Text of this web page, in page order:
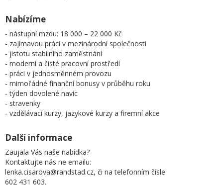
Nabízíme
- nástupní mzdu: 18 000 – 22 000 Kč
- zajímavou práci v mezinárodní společnosti
- jistotu stabilního zaměstnání
- moderní a čisté pracovní prostředí
- práci v jednosměnném provozu
- mimořádné finanční bonusy v průběhu roku
- týden dovolené navíc
- stravenky
- vzdělávací kurzy, jazykové kurzy a firemní akce
Další informace
Zaujala Vás naše nabídka?
Kontaktujte nás ne emailu:
lenka.cisarova@randstad.cz, či na telefonním čísle
602 431 603.